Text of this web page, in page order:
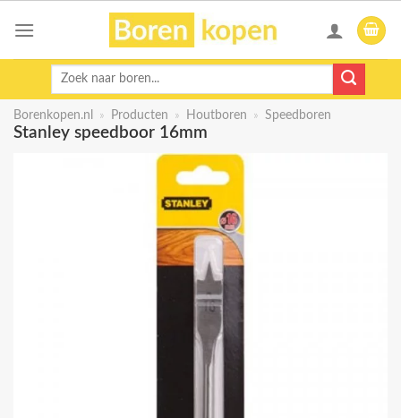
Zoeken
Borenkopen.nl » Producten » Houtboren » Speedboren
Stanley speedboor 16mm